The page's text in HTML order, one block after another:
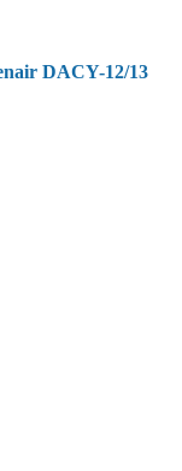
DACY-12/13